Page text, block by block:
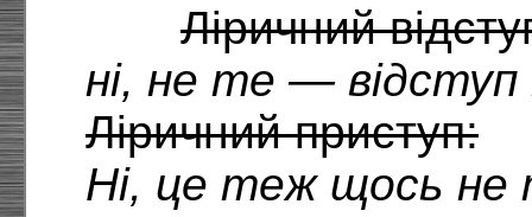
Ліричний
ні, не те —
Ліричний приступ:
Ні, це теж щось не